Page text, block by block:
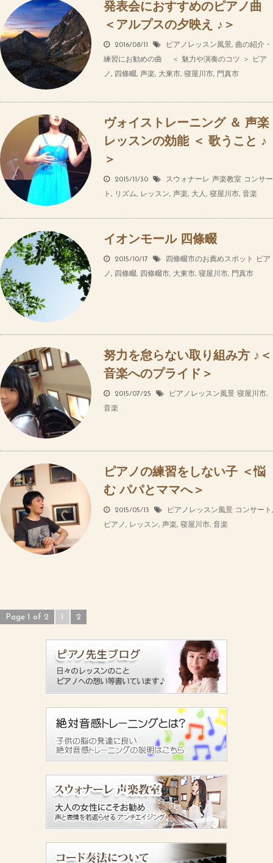
発表会におすすめのピアノ曲
＜アルプスの夕映え ♪＞
2016/08/11 ピアノレッスン風景, 曲の紹介・
練習にお勧めの曲 ＜ 魅力や演奏のコツ ＞
ピア
ノ, 四條畷, 声楽, 大東市, 寝屋川市, 門真市
ヴォイストレーニング ＆ 声楽
レッスンの効能 ＜ 歌うこと ♪
＞
2015/11/30 スウォナーレ 声楽教室 コンサー
ト , リズム, レッスン, 声楽, 大人, 寝屋川市, 音楽
イオンモール 四條畷
2015/10/17 四條畷市のお薦めスポット
ピア
ノ, 四條畷, 四條畷市, 大東市, 寝屋川市, 門真市
努力を怠らない取り組み方 ♪＜
音楽へのプライド＞
2015/07/25 ピアノレッスン風景 寝屋川市,
音楽
ピアノの練習をしない子 ＜悩
む パパとママへ＞
2015/05/13 ピアノレッスン風景 コンサート ,
ピアノ, レッスン, 声楽, 寝屋川市, 音楽
Page 1 of 2 1 2